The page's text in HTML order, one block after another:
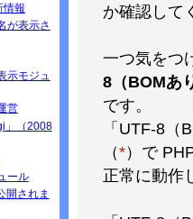
か確認して
一つ気をつ
8（BOMあ
です。
「UTF-8
（*）で
正常に動作
情報
が表示さ
示モジュ
営
」（2008
ール
開されま